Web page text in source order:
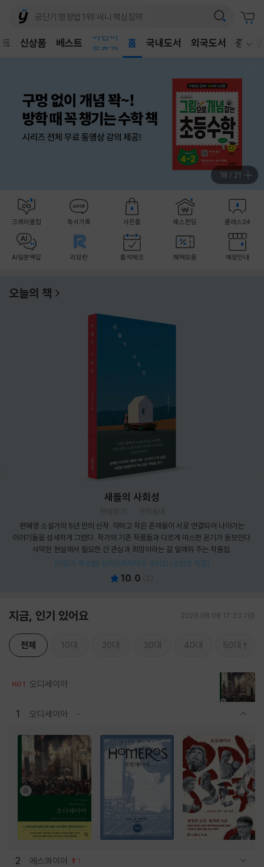
신상품 베스트
독후감
홈 국내도서 외국도서 중고샵
19 / 21
크레마클럽 독서기록 사은품 예스펀딩 클래스24
AI일문백답 리딩런 출석체크 혜택모음 매장안내
오늘의 책
새들의 사회성
편혜영 소설가의 5년 만의 신작. 약하고 작은 존재들이 서로 연결되어 나아가는
이야기들을 섬세하게 그렸다. 작가의 기존 작품들과 다르게 따스한 온기가 돋보인다.
삭막한 현실에서 필요한 건 관심과 희망이라는 걸 일깨워 주는 작품집.
[이달의 책 8월] 산리오캐릭터즈 유리컵 (포인트 차감)
10.0
지금, 인기 있어요 2026.08.08 17:33 기준
전체 10대 20대 30대 40대 50대
HOT 오디세이아
1 오디세이아
2 에스콰이어 1